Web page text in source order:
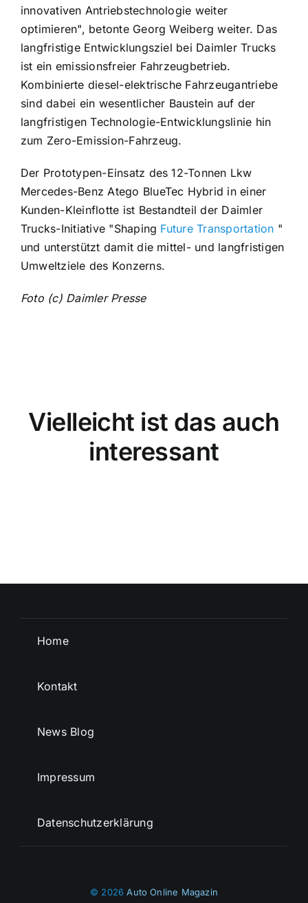
innovativen Antriebstechnologie weiter
optimieren", betonte Georg Weiberg weiter. Das
langfristige Entwicklungsziel bei Daimler Trucks
ist ein emissionsfreier Fahrzeugbetrieb.
Kombinierte diesel-elektrische Fahrzeugantriebe
sind dabei ein wesentlicher Baustein auf der
langfristigen Technologie-Entwicklungslinie hin
zum Zero-Emission-Fahrzeug.
Der Prototypen-Einsatz des 12-Tonnen Lkw
Mercedes-Benz Atego BlueTec Hybrid in einer
Kunden-Kleinflotte ist Bestandteil der Daimler
Trucks-Initiative "Shaping Future Transportation "
und unterstützt damit die mittel- und langfristigen
Umweltziele des Konzerns.
Foto (c) Daimler Presse
Vielleicht ist das auch
interessant
Home
Kontakt
News Blog
Impressum
Datenschutzerklärung
© 2026Auto Online Magazin